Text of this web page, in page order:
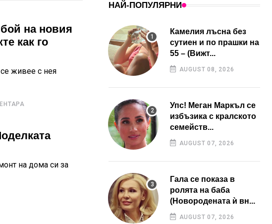
на новия
как го
живее с нея
на дома си за
НАЙ-ПОПУЛЯРНИ
Камелия лъсна без
сутиен и по прашки на
55 – (Вижт...
AUGUST 08, 2026
Упс! Меган Маркъл се
избъзика с кралското
семейств...
AUGUST 07, 2026
Гала се показа в
ролята на баба
(Новородената ѝ вн...
AUGUST 07, 2026